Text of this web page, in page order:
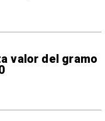
valor del gramo